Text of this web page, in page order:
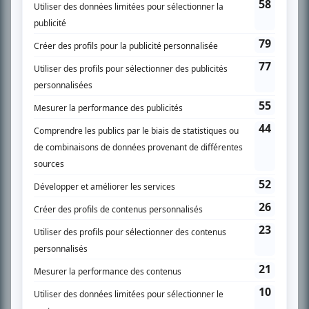
SUR LE RÉSEAU BIZZ MÉDIA
PLAN DU SITE
Accueil
Liste des oeuvres
Recherche avancée
À propos
Nous contacter
Termes et conditions
Politique de confidentialité
Gestion du consentement